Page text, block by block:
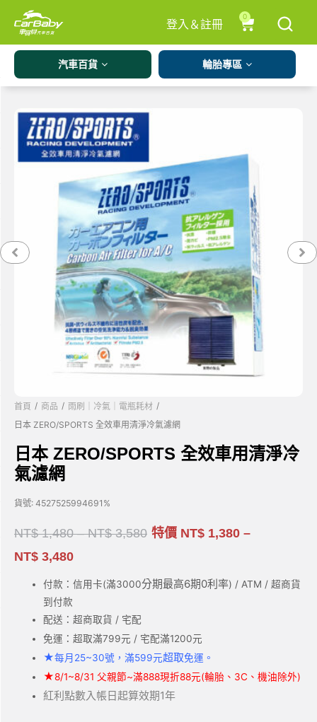
登入＆註冊
0
汽車百貨 輪胎專區
首頁 / 商品 / 雨刷｜冷氣｜電瓶耗材 /
日本 ZERO/SPORTS 全效車用清淨冷氣濾網
日本 ZERO/SPORTS 全效車用清淨冷
氣濾網
貨號: 4527525994691%
NT$1,480–NT$3,580 特價 NT$ 1,380 –
NT$ 3,480
付款：信用卡(滿3000分期最高6期0利率) / ATM / 超商貨
到付款
配送：超商取貨 / 宅配
免運：超取滿799元 / 宅配滿1200元
★每月25~30號，滿599元超取免運。
★8/1~8/31 父親節~滿888現折88元(輪胎、3C、機油除外)
紅利點數入帳日起算效期1年